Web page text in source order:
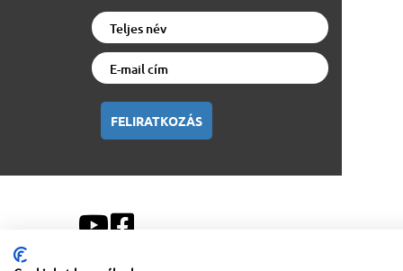
FELIRATKOZÁS